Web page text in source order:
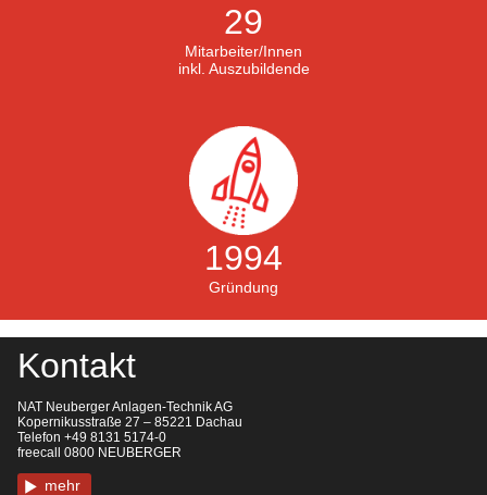
29
Mitarbeiter/Innen
inkl. Auszubildende
1994
Gründung
Kontakt
NAT Neuberger Anlagen-Technik AG
Kopernikusstraße 27 – 85221 Dachau
Telefon +49 8131 5174-0
freecall 0800 NEUBERGER
mehr